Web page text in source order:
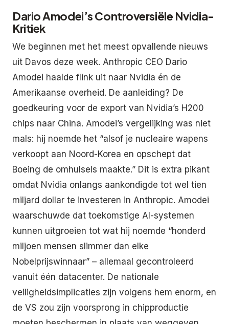
Dario Amodei’s Controversiële Nvidia-
Kritiek
We beginnen met het meest opvallende nieuws
uit Davos deze week. Anthropic CEO Dario
Amodei haalde flink uit naar Nvidia én de
Amerikaanse overheid. De aanleiding? De
goedkeuring voor de export van Nvidia’s H200
chips naar China. Amodei’s vergelijking was niet
mals: hij noemde het “alsof je nucleaire wapens
verkoopt aan Noord-Korea en opschept dat
Boeing de omhulsels maakte.” Dit is extra pikant
omdat Nvidia onlangs aankondigde tot wel tien
miljard dollar te investeren in Anthropic. Amodei
waarschuwde dat toekomstige AI-systemen
kunnen uitgroeien tot wat hij noemde “honderd
miljoen mensen slimmer dan elke
Nobelprijswinnaar” – allemaal gecontroleerd
vanuit één datacenter. De nationale
veiligheidsimplicaties zijn volgens hem enorm, en
de VS zou zijn voorsprong in chipproductie